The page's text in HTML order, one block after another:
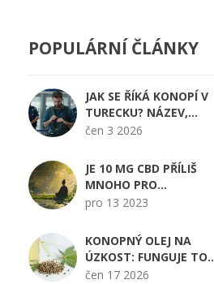
POPULÁRNÍ ČLÁNKY
JAK SE ŘÍKÁ KONOPÍ V
TURECKU? NÁZEV,
ZÁKONY A RIZIKA PRO
čen 3 2026
JE 10 MG CBD PŘÍLIŠ
MNOHO PRO
ZAČÁTEČNÍKA?
pro 13 2023
KONOPNÝ OLEJ NA
ÚZKOST: FUNGUJE TO?
ROZDÍL MEZI CBD A
čen 17 2026